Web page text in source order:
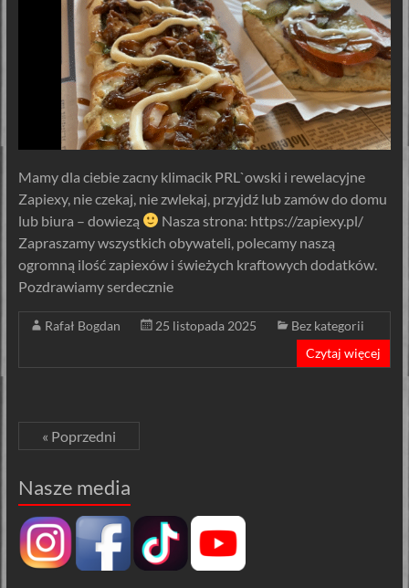
Mamy dla ciebie zacny klimacik PRL`owski i rewelacyjne
Zapiexy, nie czekaj, nie zwlekaj, przyjdź lub zamów do domu
lub biura – dowiezą
Nasza strona: https://zapiexy.pl/
Zapraszamy wszystkich obywateli, polecamy naszą
ogromną ilość zapiexów i świeżych kraftowych dodatków.
Pozdrawiamy serdecznie
Rafał Bogdan 25 listopada 2025
Bez kategorii
Czytaj więcej
« Poprzedni
Nasze media